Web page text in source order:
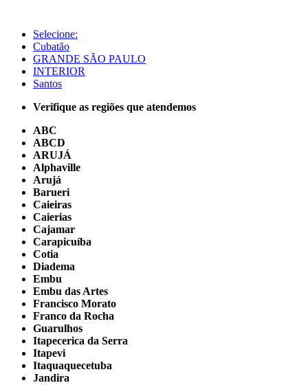
Selecione:
Cubatão
GRANDE SÃO PAULO
INTERIOR
Santos
Verifique as regiões que atendemos
ABC
ABCD
ARUJÁ
Alphaville
Arujá
Barueri
Caieiras
Caierias
Cajamar
Carapicuíba
Cotia
Diadema
Embu
Embu das Artes
Francisco Morato
Franco da Rocha
Guarulhos
Itapecerica da Serra
Itapevi
Itaquaquecetuba
Jandira